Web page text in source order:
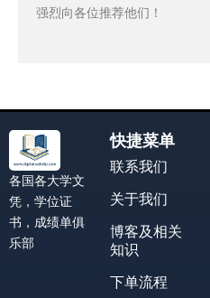
强烈向各位推荐他们！
各国各大学文
凭，学位证
书，成绩单俱
乐部
快捷菜单
联系我们
关于我们
博客及相关
知识
下单流程